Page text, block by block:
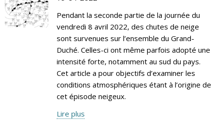
Pendant la seconde partie de la journée du
vendredi 8 avril 2022, des chutes de neige
sont survenues sur l’ensemble du Grand-
Duché. Celles-ci ont même parfois adopté une
intensité forte, notamment au sud du pays.
Cet article a pour objectifs d’examiner les
conditions atmosphériques étant à l’origine de
cet épisode neigeux.
Lire plus